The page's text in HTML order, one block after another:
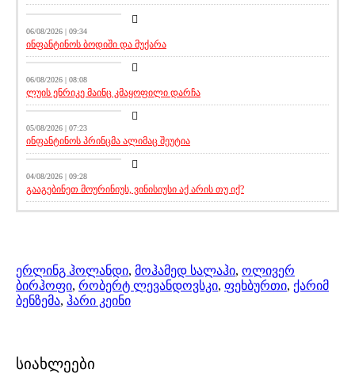
06/08/2026 | 09:34
ინფანტინოს ბოდიში და მუქარა
მთავარი ამბავი
06/08/2026 | 08:08
ლუის ენრიკე მაინც კმაყოფილი დარჩა
აქეთურ-იქითური
05/08/2026 | 07:23
ინფანტინოს პრინცმა ალიმაც შეუტია
აქეთურ-იქითური
04/08/2026 | 09:28
გააგებინეთ მოურინიუს, ვინისიუსი აქ არის თუ იქ?
ერლინგ ჰოლანდი, მოჰამედ სალაჰი, ოლივერ
ბირჰოფი, რობერტ ლევანდოვსკი, ფეხბურთი, ქარიმ
ბენზემა, ჰარი კეინი
სიახლეები